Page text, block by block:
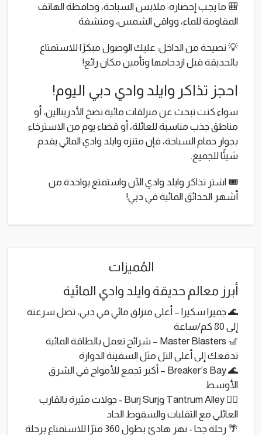
🎒 ما يجب إحضاره: ملابس السباحة، وحافظة الهاتف
المقاومة للماء، وواقي الشمس، ومنشفة
💡 نصيحة من الداخل: عليك الوصول مبكرًا للاستمتاع
بالحديقة قبل ازدحامها وتأمين مكان رائع!
احجز تذاكر وايلد وادي دبي اليوم!
سواء كنت تبحث عن منزلقات مائية تضخ الأدرينالين، أو
مناطق جذب مناسبة للعائلة، أو قضاء يوم من الاسترخاء
بجوار حمام السباحة، فإن متنزه وايلد وادي المائي يقدم
شيئًا للجميع.
🎟 اشتر تذاكر وايلد وادي الآن واستمتع بواحدة من
أشهر الحدائق المائية في دبي!
المُميزات
أبرز معالم حديقة وايلد وادي المائية
🌊 جميرا سكيرا – أعلى منزلق مائي في دبي، تصل سرعته
إلى 80 كم/ساعة
🎢 Master Blasters – شرائح تعمل بالطاقة المائية
تدفعك إلى أعلى التل مثل السفينة الدوارة
🌊 Breaker’s Bay – أكبر تجمع للأمواج في الشرق
الأوسط
🚣‍♂️ Tantrum Alley وBurj Surj - جولات مثيرة بالقارب
العائلي مع التقلبات والسقوط الحاد
🌴 رحلة جحا - نهر هادئ بطول 360 مترًا للاستمتاع برحلة